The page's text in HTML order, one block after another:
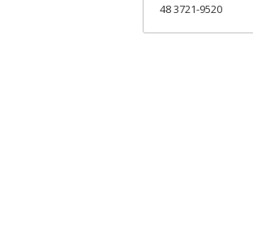
48 3721-9520